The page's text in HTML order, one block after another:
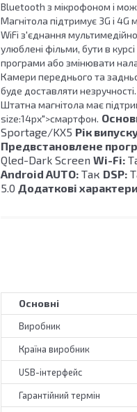
Bluetooth з мікрофоном і
Магнітола підтримує 3G і
WiFi з'єднання
улюблені фільми, бути в
програми або змінювати
Камери переднього та
буде доставляти незручності.
Штатна магнітола має
size:14px">смартфон.
Sportage/KX5 Рік
Предвстановлене
Qled-Dark Screen Wi-Fi:
Android AUTO: Так DSP:
5.0 Додаткові
Основні
Виробник
Країна виробник
USB-інтерфейс
Гарантійний термін